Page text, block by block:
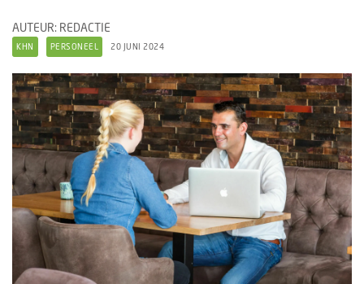
Nieuwe lunchrooms
Columns
Groots ondernemen
AUTEUR: REDACTIE
KHN PERSONEEL 20 JUNI 2024